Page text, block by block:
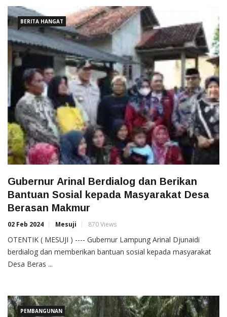
BERITA HANGAT
Gubernur Arinal Berdialog dan Berikan
Bantuan Sosial kepada Masyarakat Desa
Berasan Makmur
02 Feb 2024 Mesuji 870 Views
OTENTIK ( MESUJI ) ---- Gubernur Lampung Arinal Djunaidi
berdialog dan memberikan bantuan sosial kepada masyarakat
Desa Beras ...
PEMBANGUNAN